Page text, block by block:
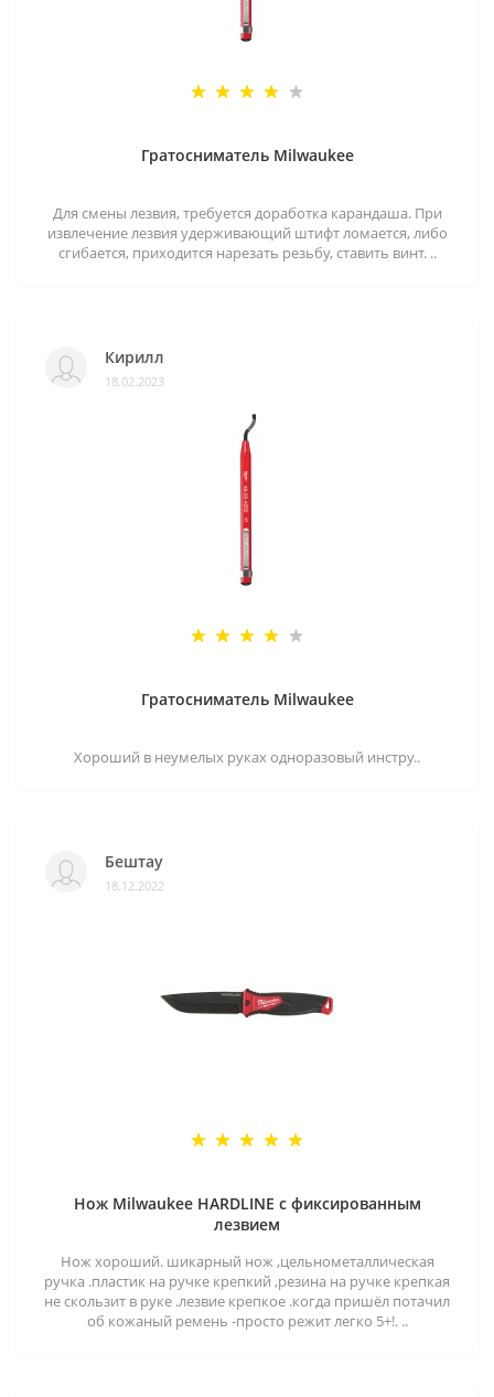
Гратосниматель Milwaukee
Для смены лезвия, требуется доработка карандаша. При
извлечение лезвия удерживающий штифт ломается, либо
сгибается, приходится нарезать резьбу, ставить винт. ..
Кирилл
18.02.2023
Гратосниматель Milwaukee
Хороший в неумелых руках одноразовый инстру..
Бештау
18.12.2022
Нож Milwaukee HARDLINE с фиксированным
лезвием
Нож хороший. шикарный нож ,цельнометаллическая
ручка .пластик на ручке крепкий ,резина на ручке крепкая
не скользит в руке .лезвие крепкое .когда пришёл потачил
об кожаный ремень -просто режит легко 5+!. ..